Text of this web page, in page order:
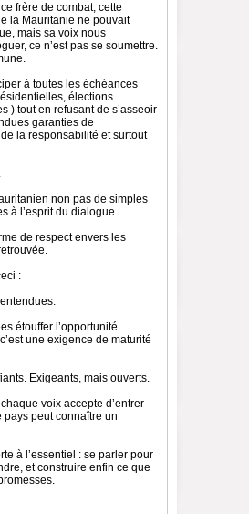
frère de combat, cette
la Mauritanie ne pouvait
mais sa voix nous
ce n’est pas se soumettre.
à toutes les échéances
élections
) tout en refusant de s’asseoir
garanties de
la responsabilité et surtout
non pas de simples
à l’esprit du dialogue.
de respect envers les
:
étouffer l’opportunité
une exigence de maturité
Exigeants, mais ouverts.
voix accepte d’entrer
peut connaître un
à l’essentiel : se parler pour
et construire enfin ce que